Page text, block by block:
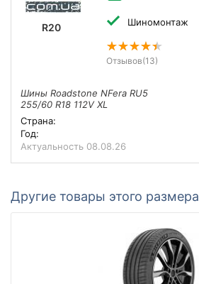
R20 Шиномонтаж
Отзывов(13)
Шины Roadstone NFera RU5
255/60 R18 112V XL
Страна:
Год:
Актуальность 08.08.26
Другие товары этого размера